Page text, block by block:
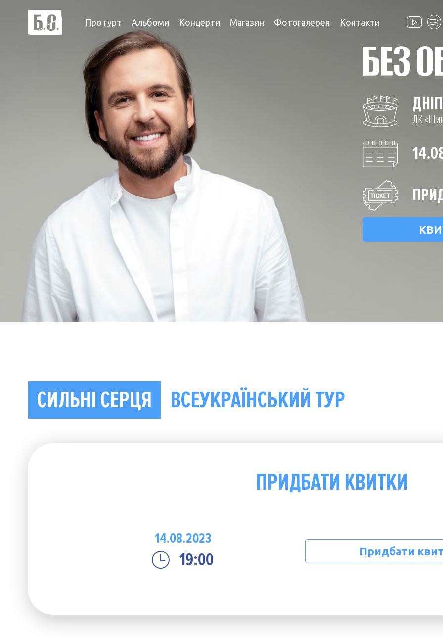
Про гурт Альбоми Концерти Магазин Фотогалерея Контакти
ДК
СИЛЬНІ СЕРЦЯ ВСЕУКРАЇНСЬКИЙ ТУР
ПРИДБАТИ КВИТКИ
14.08.2023
19:00 Придбати